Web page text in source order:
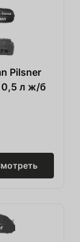
Pilsner
0,5 л ж/б